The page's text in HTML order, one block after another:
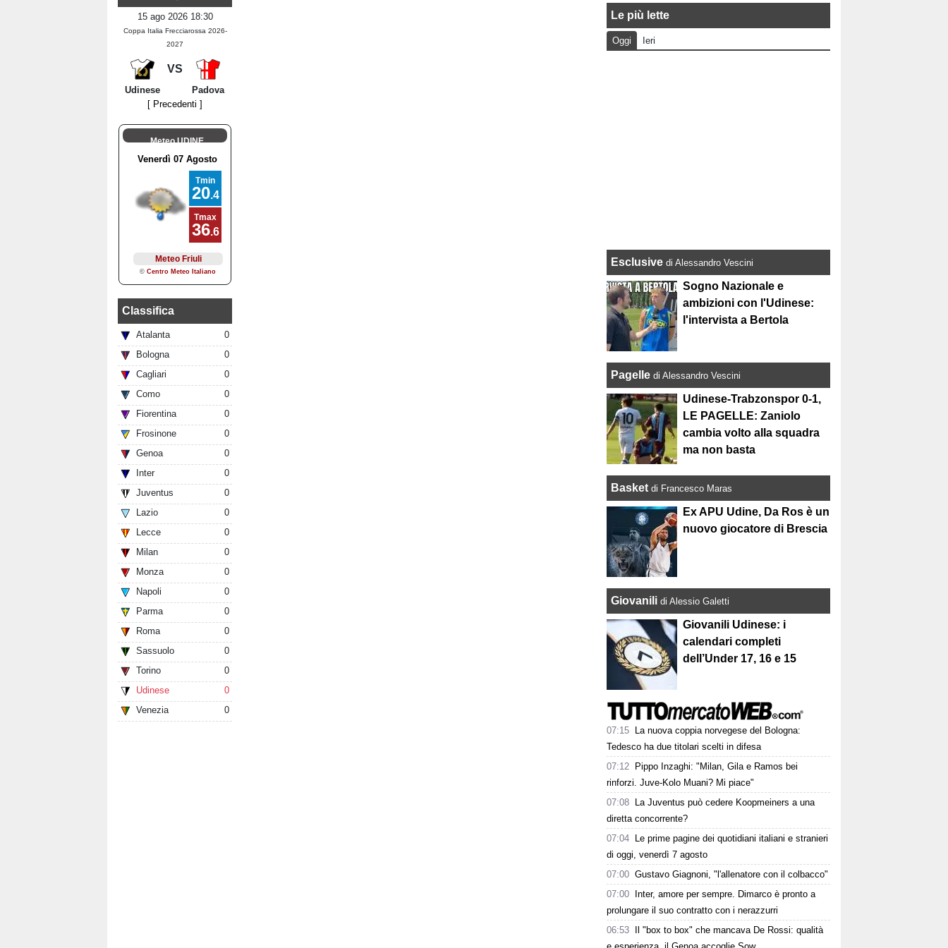
15 ago 2026 18:30
Coppa Italia Frecciarossa 2026-
2027
VS
Udinese
Padova
[ Precedenti ]
Meteo UDINE
Classifica
Atalanta
0
Bologna
0
Cagliari
0
Como
0
Fiorentina
0
Frosinone
0
Genoa
0
Inter
0
Juventus
0
Lazio
0
Lecce
0
Milan
0
Monza
0
Napoli
0
Parma
0
Roma
0
Sassuolo
0
Torino
0
Udinese
0
Venezia
0
Le più lette
Oggi Ieri
Esclusive di Alessandro Vescini
Sogno Nazionale e
ambizioni con l'Udinese:
l'intervista a Bertola
Pagelle di Alessandro Vescini
Udinese-Trabzonspor 0-1,
LE PAGELLE: Zaniolo
cambia volto alla squadra
ma non basta
Basket di Francesco Maras
Ex APU Udine, Da Ros è un
nuovo giocatore di Brescia
Giovanili di Alessio Galetti
Giovanili Udinese: i
calendari completi
dell’Under 17, 16 e 15
07:15
La nuova coppia norvegese del Bologna:
Tedesco ha due titolari scelti in difesa
07:12
Pippo Inzaghi: "Milan, Gila e Ramos bei
rinforzi. Juve-Kolo Muani? Mi piace"
07:08
La Juventus può cedere Koopmeiners a una
diretta concorrente?
07:04
Le prime pagine dei quotidiani italiani e stranieri
di oggi, venerdì 7 agosto
07:00 Gustavo Giagnoni, "l'allenatore con il colbacco"
07:00
Inter, amore per sempre. Dimarco è pronto a
prolungare il suo contratto con i nerazzurri
06:53
Il "box to box" che mancava De Rossi: qualità